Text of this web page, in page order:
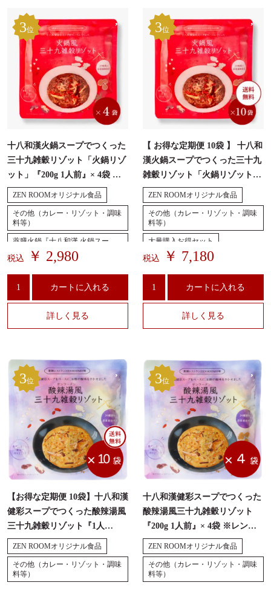
3位
十八和漢火鍋スープでつくった
三十九雑穀リゾット「火鍋リゾ
ット」『200g 1人前』× 4袋 ※
レンジ温め可 ・無添加
ZEN ROOMオリジナル食品
その他（カレー・リゾット・調味
料等）
薬膳火鍋『十八和漢 火鍋スー
税込 ￥ 2,980
カートに入れる
詳しく見る
3位
【 お得な定期便 10袋 】 十八和
漢火鍋スープでつくった三十九
雑穀リゾット「火鍋リゾット」
『1人前・200g』レンジ温め可
・無添加
ZEN ROOMオリジナル食品
その他（カレー・リゾット・調味
料等）
大量購入お得セット
薬膳火鍋『十八和漢 火鍋スー
税込 ￥ 7,180
カートに入れる
詳しく見る
3位
【お得な定期便 10袋】十八和漢
健彩スープでつくった酸辣湯風
三十九雑穀リゾット『1人
前/200g』レンジ温め可 ・無添
加
ZEN ROOMオリジナル食品
その他（カレー・リゾット・調味
料等）
3位
十八和漢健彩スープでつくった
酸辣湯風三十九雑穀リゾット
『200g 1人前』× 4袋 ※レンジ
温め可 ・無添加
ZEN ROOMオリジナル食品
その他（カレー・リゾット・調味
料等）
薬膳の知っトク情報や割引セール